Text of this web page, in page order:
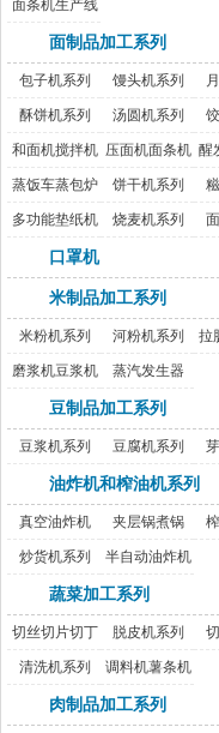
面条机生产线
面制品加工系列
包子机系列 馒头机系列
酥饼机系列 汤圆机系列
和面机搅拌机 压面机面条机 醒
蒸饭车蒸包炉 饼干机系列
多功能垫纸机 烧麦机系列
口罩机
米制品加工系列
米粉机系列 河粉机系列 拉
磨浆机豆浆机 蒸汽发生器
豆制品加工系列
豆浆机系列 豆腐机系列
油炸机和榨油机系列
真空油炸机 夹层锅煮锅
炒货机系列 半自动油炸机
蔬菜加工系列
切丝切片切丁
机
脱皮机系列
清洗机系列 调料机薯条机
肉制品加工系列